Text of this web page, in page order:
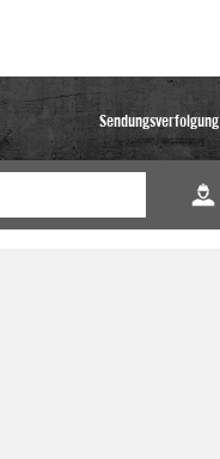
Sendungsverfolgung